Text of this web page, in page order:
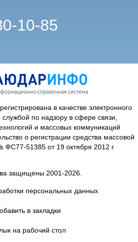
10-85
в качестве электронного
по надзору в сфере связи,
и массовых коммуникаций
о регистрации средства массовой
51385 от 19 октября 2012 г.
защищены 2001-2026.
персональных данных
в закладки
на рабочий стол